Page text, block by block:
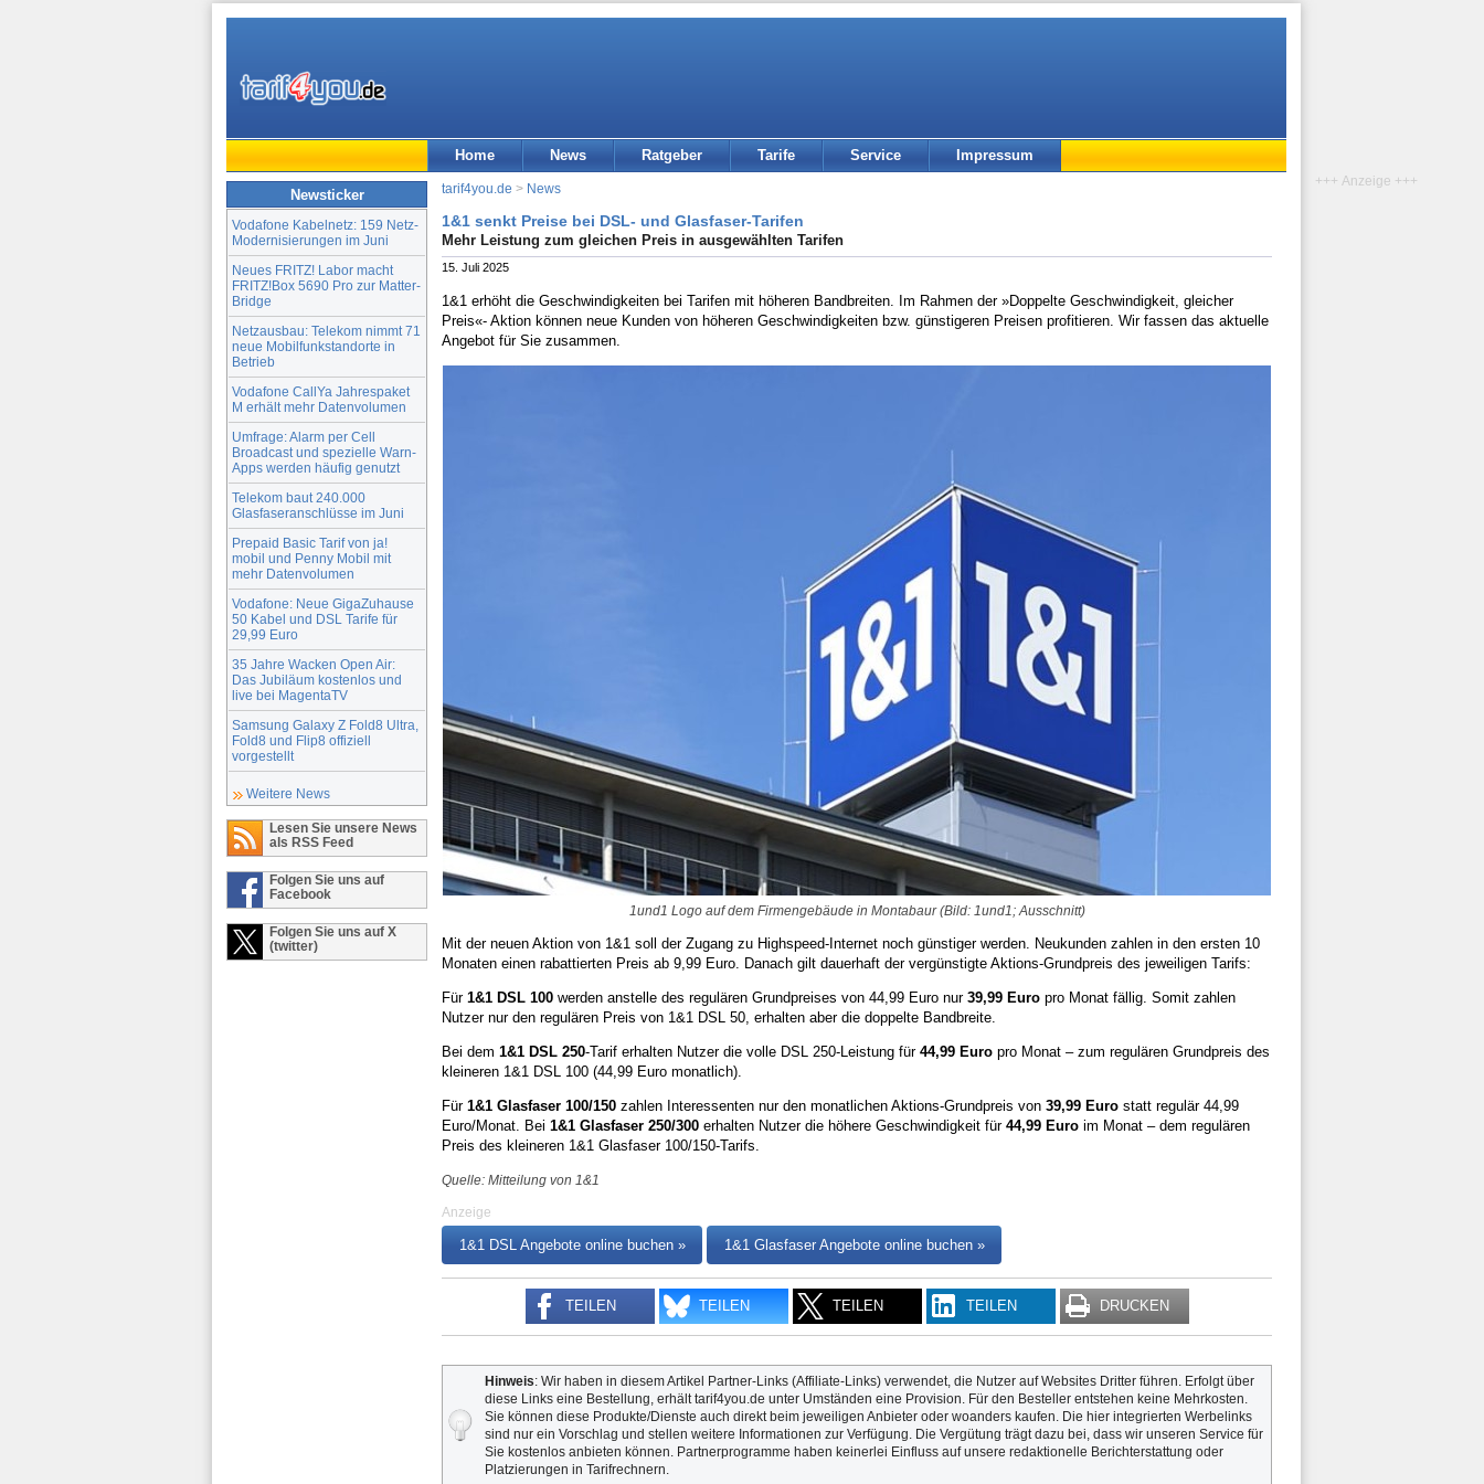
Home News Ratgeber Tarife Service Impressum
Newsticker
Vodafone Kabelnetz: 159 Netz-
Modernisierungen im Juni
Neues FRITZ! Labor macht
FRITZ!Box 5690 Pro zur Matter-
Bridge
Netzausbau: Telekom nimmt 71
neue Mobilfunkstandorte in
Betrieb
Vodafone CallYa Jahrespaket
M erhält mehr Datenvolumen
Umfrage: Alarm per Cell
Broadcast und spezielle Warn-
Apps werden häufig genutzt
Telekom baut 240.000
Glasfaseranschlüsse im Juni
Prepaid Basic Tarif von ja!
mobil und Penny Mobil mit
mehr Datenvolumen
Vodafone: Neue GigaZuhause
50 Kabel und DSL Tarife für
29,99 Euro
35 Jahre Wacken Open Air:
Das Jubiläum kostenlos und
live bei MagentaTV
Samsung Galaxy Z Fold8 Ultra,
Fold8 und Flip8 offiziell
vorgestellt
Weitere News
Lesen Sie unsere News
als RSS Feed
Folgen Sie uns auf
Facebook
Folgen Sie uns auf X
(twitter)
tarif4you.de > News
1&1 senkt Preise bei DSL- und Glasfaser-Tarifen
Mehr Leistung zum gleichen Preis in ausgewählten Tarifen
15. Juli 2025
1&1 erhöht die Geschwindigkeiten bei Tarifen mit höheren Bandbreiten. Im Rahmen der »Doppelte Geschwindigkeit, gleicher
Preis«- Aktion können neue Kunden von höheren Geschwindigkeiten bzw. günstigeren Preisen profitieren. Wir fassen das aktuelle
Angebot für Sie zusammen.
1und1 Logo auf dem Firmengebäude in Montabaur (Bild: 1und1; Ausschnitt)
Mit der neuen Aktion von 1&1 soll der Zugang zu Highspeed-Internet noch günstiger werden. Neukunden zahlen in den ersten 10
Monaten einen rabattierten Preis ab 9,99 Euro. Danach gilt dauerhaft der vergünstigte Aktions-Grundpreis des jeweiligen Tarifs:
Für 1&1 DSL 100 werden anstelle des regulären Grundpreises von 44,99 Euro nur 39,99 Euro pro Monat fällig. Somit zahlen
Nutzer nur den regulären Preis von 1&1 DSL 50, erhalten aber die doppelte Bandbreite.
Bei dem 1&1 DSL 250-Tarif erhalten Nutzer die volle DSL 250-Leistung für 44,99 Euro pro Monat – zum regulären Grundpreis des
kleineren 1&1 DSL 100 (44,99 Euro monatlich).
Für 1&1 Glasfaser 100/150 zahlen Interessenten nur den monatlichen Aktions-Grundpreis von 39,99 Euro statt regulär 44,99
Euro/Monat. Bei 1&1 Glasfaser 250/300 erhalten Nutzer die höhere Geschwindigkeit für 44,99 Euro im Monat – dem regulären
Preis des kleineren 1&1 Glasfaser 100/150-Tarifs.
Quelle: Mitteilung von 1&1
Anzeige
1&1 DSL Angebote online buchen » 1&1 Glasfaser Angebote online buchen »
TEILEN TEILEN TEILEN TEILEN DRUCKEN
Hinweis: Wir haben in diesem Artikel Partner-Links (Affiliate-Links) verwendet, die Nutzer auf Websites Dritter führen. Erfolgt über
diese Links eine Bestellung, erhält tarif4you.de unter Umständen eine Provision. Für den Besteller entstehen keine Mehrkosten.
Sie können diese Produkte/Dienste auch direkt beim jeweiligen Anbieter oder woanders kaufen. Die hier integrierten Werbelinks
sind nur ein Vorschlag und stellen weitere Informationen zur Verfügung. Die Vergütung trägt dazu bei, dass wir unseren Service für
Sie kostenlos anbieten können. Partnerprogramme haben keinerlei Einfluss auf unsere redaktionelle Berichterstattung oder
Platzierungen in Tarifrechnern.
+++ Anzeige +++